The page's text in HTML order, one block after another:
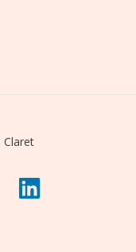
Claret